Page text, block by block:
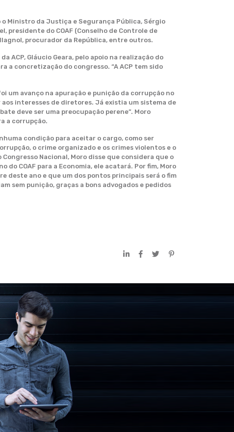
Ministro da Justiça e Segurança Pública, Sérgio
presidente do COAF (Conselho de Controle de
procurador da República, entre outros.
ACP, Gláucio Geara, pelo apoio na realização do
a concretização do congresso. “A ACP tem sido
um avanço na apuração e punição da corrupção no
interesses de diretores. Já existia um sistema de
deve ser uma preocupação perene”. Moro
a corrupção.
condição para aceitar o cargo, como ser
o crime organizado e os crimes violentos e o
Nacional, Moro disse que considera que o
COAF para a Economia, ele acatará. Por fim, Moro
deste ano e que um dos pontos principais será o fim
sem punição, graças a bons advogados e pedidos